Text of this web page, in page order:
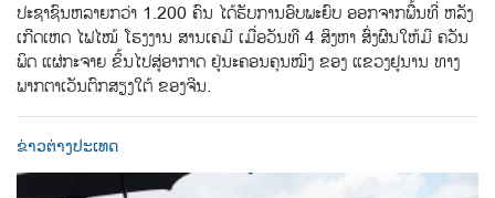
ປະຊາຊົນຫລາຍກວ່າ 1.200 ຄົນ ໄດ້ຮັບການອົບພະຍົບ ອອກຈາກພື້ນທີ່ ຫລັງ
ເກີດເຫດ ໄຟໄໝ້ ໂຮງງານ ສານເຄມີ ເມື່ອວັນທີ 4 ສິງຫາ ສົ່ງຜົນໃຫ້ມີ ຄວັນ
ພິດ ແຜ່ກະຈາຍ ຂິ້ນໄປສູ່ອາກາດ ຢູ່ນະຄອນຄຸນໝິງ ຂອງ ແຂວງຢູນານ ທາງ
ພາກຕາເວັນຕົກສຽງໃຕ້ ຂອງຈີນ.
ຂ່າວຕ່າງປະເທດ